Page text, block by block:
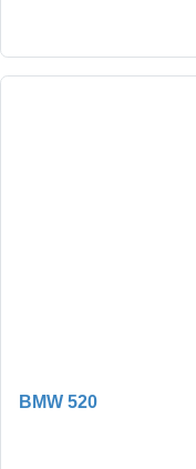
BMW 520